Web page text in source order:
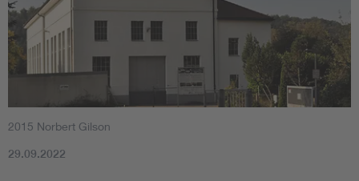
2015 Norbert Gilson
29.09.2022